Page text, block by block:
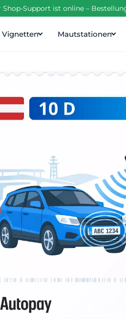
Shop-Support ist online –
Vignetten Mautstationen